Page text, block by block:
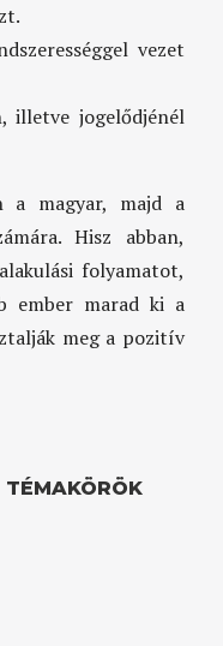
vezet
illetve jogelődjénél
a magyar, majd a
Hisz abban,
folyamatot,
ember marad ki a
meg a pozitív